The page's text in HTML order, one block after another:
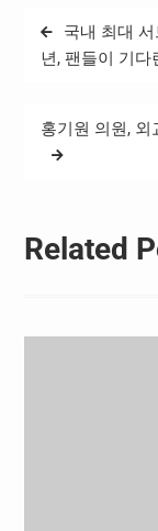
글
탐
국내 최대 서
년, 팬들이 기
홍기원 의원,
Related